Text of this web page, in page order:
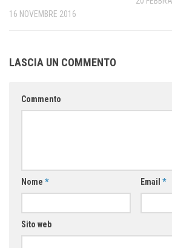
16 NOVEMBRE 2016
LASCIA UN COMMENTO
Commento
Nome * Email *
Sito web